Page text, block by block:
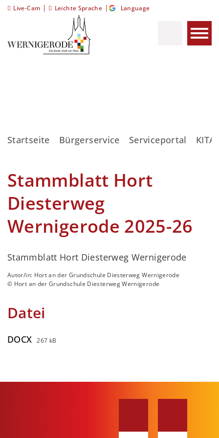
Live-Cam | Leichte Sprache | Language
Startseite Bürgerservice Serviceportal
Stammblatt Hort
Diesterweg
Wernigerode 2025-26
Stammblatt Hort Diesterweg Wernigerode
Autor/in: Hort an der Grundschule Diesterweg Wernigerode
© Hort an der Grundschule Diesterweg Wernigerode
Datei
DOCX 267 kB